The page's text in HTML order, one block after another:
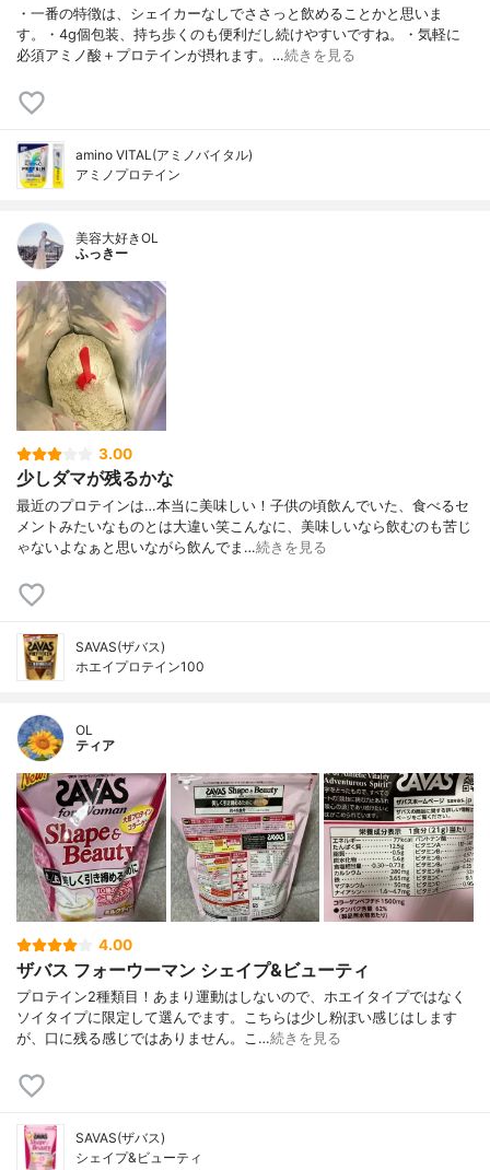
・一番の特徴は、シェイカーなしでささっと飲めることかと思いま
す。・4g個包装、持ち歩くのも便利だし続けやすいですね。・気軽に
必須アミノ酸＋プロテインが摂れます。…続きを見る
amino VITAL(アミノバイタル)
アミノプロテイン
美容大好きOL
ふっきー
3.00
少しダマが残るかな
最近のプロテインは…本当に美味しい！子供の頃飲んでいた、食べるセ
メントみたいなものとは大違い笑こんなに、美味しいなら飲むのも苦じ
ゃないよなぁと思いながら飲んでま…続きを見る
SAVAS(ザバス)
ホエイプロテイン100
OL
ティア
4.00
ザバス フォーウーマン シェイプ&ビューティ
プロテイン2種類目！あまり運動はしないので、ホエイタイプではなく
ソイタイプに限定して選んでます。こちらは少し粉ぽい感じはします
が、口に残る感じではありません。こ…続きを見る
SAVAS(ザバス)
シェイプ&ビューティ